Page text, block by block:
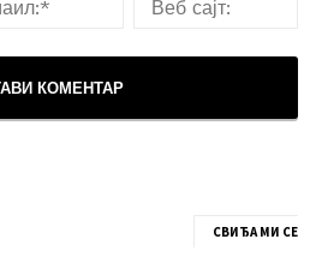
СВИЂА МИ СЕ